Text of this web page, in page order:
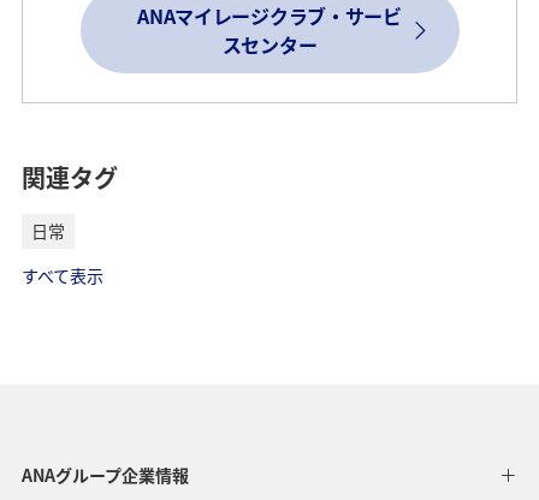
ANAマイレージクラブ・サービ
スセンター
関連タグ
日常
すべて表示
ANAグループ企業情報